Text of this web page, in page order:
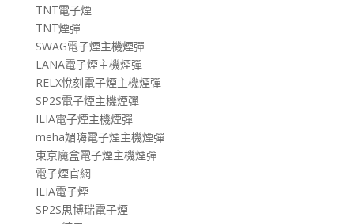
TNT電子煙
TNT煙彈
SWAG電子煙主機煙彈
LANA電子煙主機煙彈
RELX悅刻電子煙主機煙彈
SP2S電子煙主機煙彈
ILIA電子煙主機煙彈
meha媚嗨電子煙主機煙彈
東京魔盒電子煙主機煙彈
電子煙官網
ILIA電子煙
SP2S思博瑞電子煙